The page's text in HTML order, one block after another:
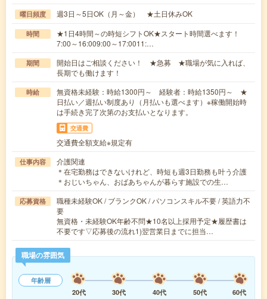
曜日頻度 週3日～5日OK（月～金） ★土日休みOK
時間
★1日4時間～の時短シフトOK★スタート時間選べます！
7:00～16:009:00～17:0011:…
期間
開始日はご相談ください！ ★急募 ★職場が気に入れば、
長期でも働けます！
時給
無資格未経験：時給1300円～ 経験者：時給1350円～ ★
日払い／週払い制度あり（月払いも選べます）※稼働開始時
は手続き完了次第のお支払いとなります。
交通費
交通費全額支給※規定有
仕事内容
介護関連
＊在宅勤務はできないけれど、時短も週3日勤務も叶う介護
＊おじいちゃん、おばあちゃんが暮らす施設での生…
応募資格
職種未経験OK / ブランクOK / パソコンスキル不要 / 英語力不
要
無資格・未経験OK年齢不問★10名以上採用予定★履歴書は
不要です▽応募後の流れ1)翌営業日までに担当…
職場の雰囲気
年齢層
20代
30代 40代 50代
60代